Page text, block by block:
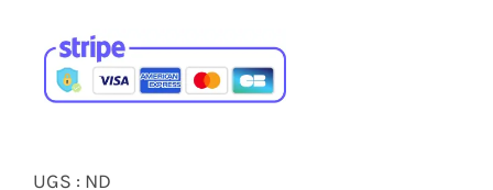
Rétroviseur
Puig
UGS : ND